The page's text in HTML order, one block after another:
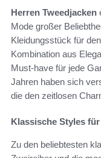
Herren Tweedjacken
Mode großer
Kleidungsstück für
Kombination aus
Must-have für jede
Jahren haben sich
die den zeitlosen
Klassische Styles
Zu den beliebtesten